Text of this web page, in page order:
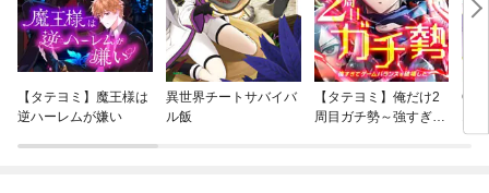
【タテヨミ】魔王様は
逆ハーレムが嫌い
異世界チートサバイバ
ル飯
【タテヨミ】俺だけ2
周目ガチ勢～強すぎて
ラ